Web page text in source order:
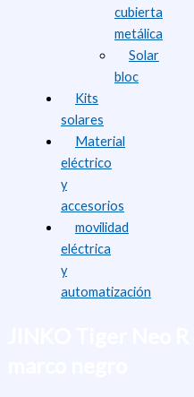
cubierta
metálica
Solar
bloc
Kits
solares
Material
eléctrico
y
accesorios
movilidad
eléctrica
y
automatización